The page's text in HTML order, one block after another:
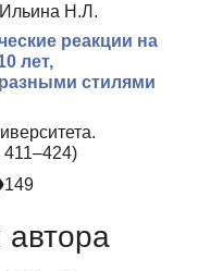
Н.Л.
реакции на
лет,
стилями
149
автора